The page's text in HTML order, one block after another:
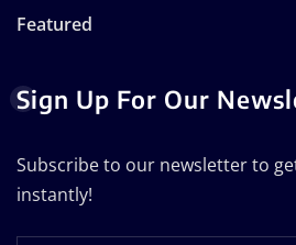
Featured
Sign Up For Our
Subscribe to our newsletter to
instantly!